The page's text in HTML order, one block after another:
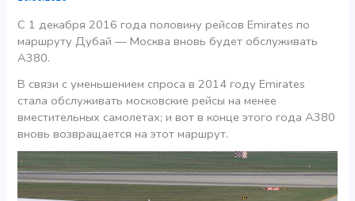
С 1 декабря 2016 года половину рейсов Emirates по
маршруту Дубай — Москва вновь будет обслуживать
A380.
В связи с уменьшением спроса в 2014 году Emirates
стала обслуживать московские рейсы на менее
вместительных самолетах; и вот в конце этого года А380
вновь возвращается на этот маршрут.